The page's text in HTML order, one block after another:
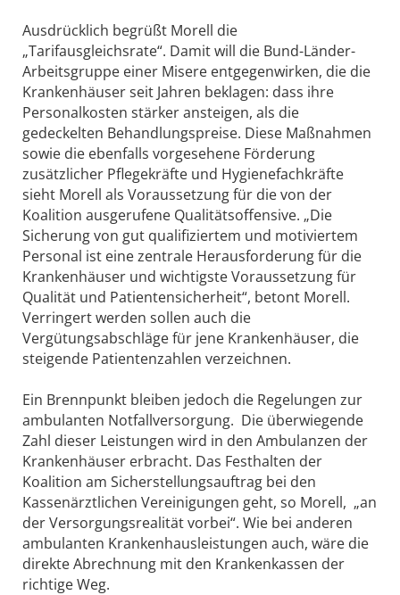
Ausdrücklich begrüßt Morell die
„Tarifausgleichsrate“. Damit will die Bund-Länder-
Arbeitsgruppe einer Misere entgegenwirken, die die
Krankenhäuser seit Jahren beklagen: dass ihre
Personalkosten stärker ansteigen, als die
gedeckelten Behandlungspreise. Diese Maßnahmen
sowie die ebenfalls vorgesehene Förderung
zusätzlicher Pflegekräfte und Hygienefachkräfte
sieht Morell als Voraussetzung für die von der
Koalition ausgerufene Qualitätsoffensive. „Die
Sicherung von gut qualifiziertem und motiviertem
Personal ist eine zentrale Herausforderung für die
Krankenhäuser und wichtigste Voraussetzung für
Qualität und Patientensicherheit“, betont Morell.
Verringert werden sollen auch die
Vergütungsabschläge für jene Krankenhäuser, die
steigende Patientenzahlen verzeichnen.
Ein Brennpunkt bleiben jedoch die Regelungen zur
ambulanten Notfallversorgung. Die überwiegende
Zahl dieser Leistungen wird in den Ambulanzen der
Krankenhäuser erbracht. Das Festhalten der
Koalition am Sicherstellungsauftrag bei den
Kassenärztlichen Vereinigungen geht, so Morell, „an
der Versorgungsrealität vorbei“. Wie bei anderen
ambulanten Krankenhausleistungen auch, wäre die
direkte Abrechnung mit den Krankenkassen der
richtige Weg.